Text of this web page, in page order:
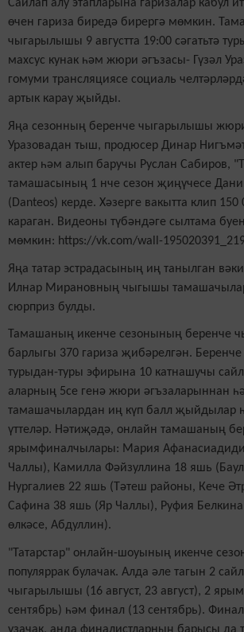
Сайлап алу этапларына гаризалар кабул
өчен гариза биредә бирергә мөмкин.
чыгарылышы 9 августта 19:00 сәгатьтә
махсус кунак һәм жюри әгъзасы- Гүзәл
гомуми трансляциясе социаль
артык карау җыйды.
Яңа сезонның беренче чыгарылышы жюри
Уразовадан тыш, продюсер Динар
актер һәм алып баручы Руслан Сабиров,
тамашасының 1 нче сезон җиңүчесе
(Danteos) керде. Хәзерге вакытта клип
караган. Видеоны түбәндәге сылтама
мөмкин: https://vk.com/wall-
Яңа татар эстрадасының иң танылган
Илнар Мирановның чыгышы
сюрприз булды.
Тамашаның икенче сезонының беренче
барлыгы 370 гариза җибәрелгән.
турыдан-туры эфирына 10 катнашучы
аларның 5се генә жюри әгъзаларыннан
тамашачылардан иң күп балл җыйдылар
үттеләр. Нәтиҗәдә, онлайн тамашаның
ярымфиналчылары: Мария
Чаллы), Камилла Фәйзуллина 18 яшь
Нургалиев 22 яшь (Тәтеш районы, Кече
Сафина 38 яшь (Яр Чаллы), Руфия
өлкәсе, Абдуллин).
"Татарстар" онлайн-шоуының икенче
популяррак булачак. Алда әле тагын 2
чыгарылышы (16 август, 23 август), 2
сентябрь) һәм финал (13 сентябрь).